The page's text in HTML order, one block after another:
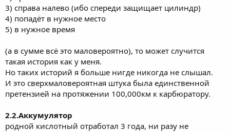
3) справа налево (ибо спереди защищает цилиндр)
4) попадёт в нужное место
5) в нужное время
(а в сумме всё это маловероятно), то может случится
такая история как у меня.
Но таких историй я больше нигде никогда не слышал.
И это сверхмаловероятная штука была единственной
претензией на протяжении 100,000км к карбюратору.
2.2.Аккумулятор
родной кислотный отработал 3 года, ни разу не